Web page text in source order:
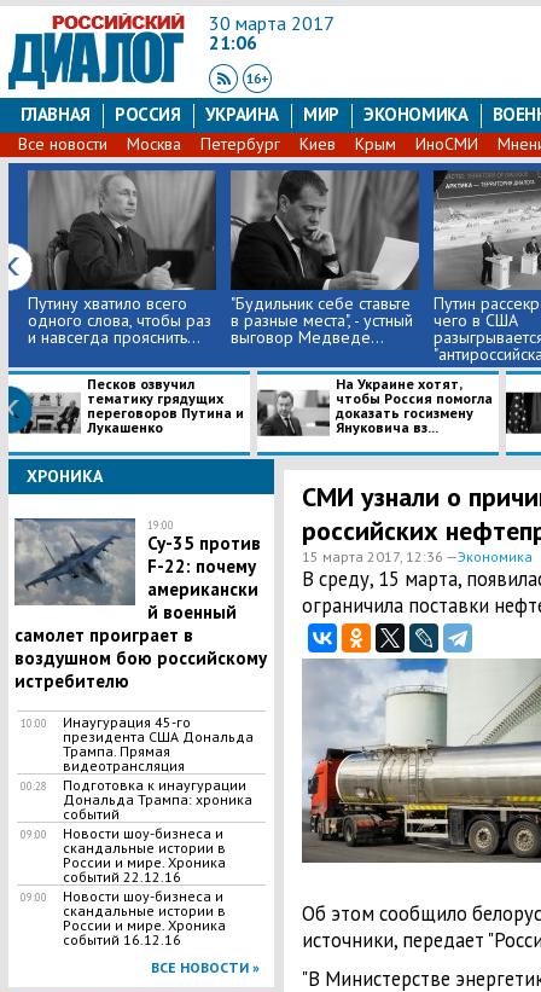
30 марта 2017
21:06
ГЛАВНАЯ РОССИЯ УКРАИНА МИР ЭКОНОМИКА
Все новости Москва Петербург Киев Крым ИноСМИ
Путину хватило всего
одного слова, чтобы раз
и навсегда прояснить...
"Будильник себе ставьте
в разные места", - устный
выговор Медведе...
Путин
чего в США
Песков озвучил
тематику грядущих
переговоров Путина и
Лукашенко
На Украине хотят,
чтобы Россия помогла
доказать госизмену
Януковича вз...
ХРОНИКА
19:00
Су-35 против
F-22: почему
американски
й военный
самолет проиграет в
воздушном бою российскому
истребителю
10:00
Инаугурация 45-го
президента США Дональда
Трампа. Прямая
видеотрансляция
00:28
Подготовка к инаугурации
Дональда Трампа: хроника
событий
09:00
Новости шоу-бизнеса и
скандальные истории в
России и мире. Хроника
событий 22.12.16
09:00
Новости шоу-бизнеса и
скандальные истории в
России и мире. Хроника
событий 16.12.16
ВСЕ НОВОСТИ »
СМИ узнали о
российских
15 марта 2017, 12:36 —Экономика
В среду, 15 марта,
ограничила поставки
Об этом сообщило
источники, передает
"В Министерстве